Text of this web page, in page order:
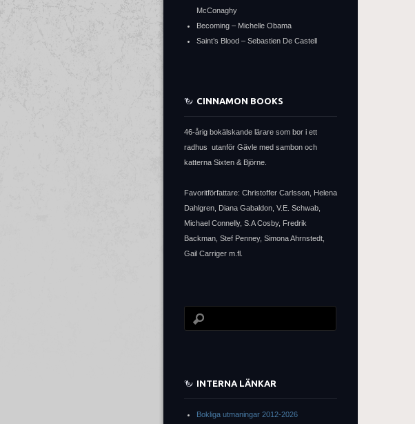
McConaghy
Becoming – Michelle Obama
Saint’s Blood – Sebastien De Castell
CINNAMON BOOKS
46-årig bokälskande lärare som bor i ett
radhus utanför Gävle med sambon och
katterna Sixten & Björne.
Favoritförfattare: Christoffer Carlsson, Helena
Dahlgren, Diana Gabaldon, V.E. Schwab,
Michael Connelly, S.A Cosby, Fredrik
Backman, Stef Penney, Simona Ahrnstedt,
Gail Carriger m.fl.
INTERNA LÄNKAR
Bokliga utmaningar 2012-2026